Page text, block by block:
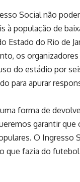
Social não
à população de
do Rio de
os
do estádio por
para apurar
forma de
garantir
O Ingresso
que fazia do